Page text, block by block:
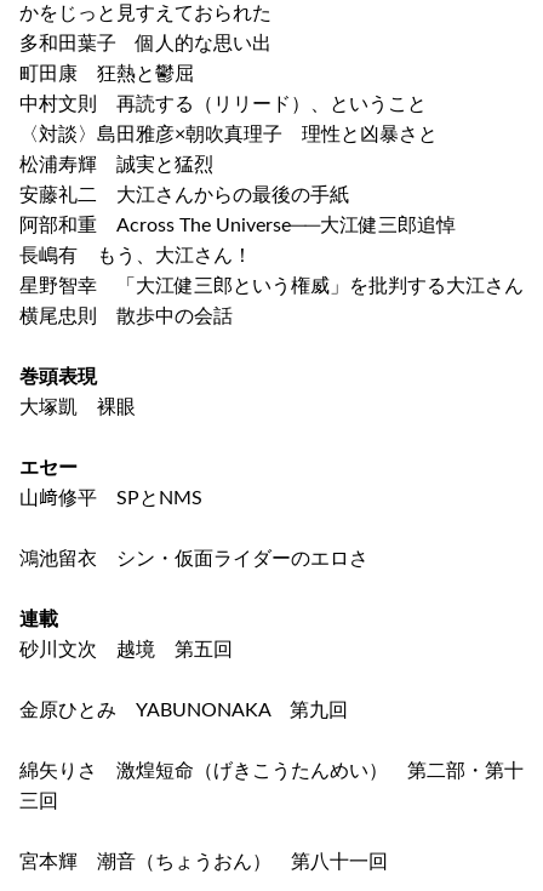
かをじっと見すえておられた
多和田葉子 個人的な思い出
町田康 狂熱と鬱屈
中村文則 再読する（リリード）、ということ
〈対談〉島田雅彦×朝吹真理子 理性と凶暴さと
松浦寿輝 誠実と猛烈
安藤礼二 大江さんからの最後の手紙
阿部和重 Across The Universe──大江健三郎追悼
長嶋有 もう、大江さん！
星野智幸 「大江健三郎という権威」を批判する大江さん
横尾忠則 散歩中の会話
巻頭表現
大塚凱 裸眼
エセー
山﨑修平 SPとNMS
鴻池留衣 シン・仮面ライダーのエロさ
連載
砂川文次 越境 第五回
金原ひとみ YABUNONAKA 第九回
綿矢りさ 激煌短命（げきこうたんめい） 第二部・第十
三回
宮本輝 潮音（ちょうおん） 第八十一回